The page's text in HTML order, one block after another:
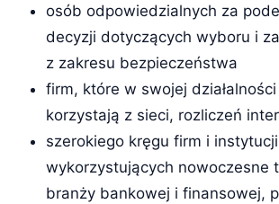
osób odpowiedzialnych za
decyzji dotyczących wyboru i
z zakresu bezpieczeństwa
firm, które w swojej
korzystają z sieci, rozliczeń
szerokiego kręgu firm i instytucji
wykorzystujących nowoczesne
branży bankowej i finansowej,